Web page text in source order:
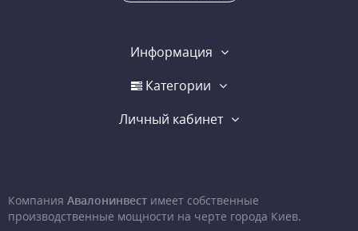
Информация
Категории
Личный кабинет
Компания Авалонинвест имеет собственные
производственные мощности на черте города Киев.